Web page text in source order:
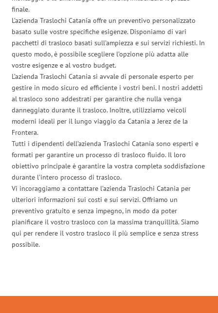
finale.
L’azienda Traslochi Catania offre un preventivo personalizzato
basato sulle vostre specifiche esigenze. Disponiamo di vari
pacchetti di trasloco basati sull’ampiezza e sui servizi richiesti. In
questo modo, è possibile scegliere l’opzione più adatta alle
vostre esigenze e al vostro budget.
L’azienda Traslochi Catania si avvale di personale esperto per
gestire in modo sicuro ed efficiente i vostri beni. I nostri addetti
al trasloco sono addestrati per garantire che nulla venga
danneggiato durante il trasloco. Inoltre, utilizziamo veicoli
moderni ideali per il lungo viaggio da Catania a Jerez de la
Frontera.
Tutti i dipendenti dell’azienda Traslochi Catania sono esperti e
formati per garantire un processo di trasloco fluido. Il loro
obiettivo principale è garantire la vostra completa soddisfazione
durante l’intero processo di trasloco.
Vi incoraggiamo a contattare l’azienda Traslochi Catania per
ulteriori informazioni sui costi e sui servizi. Offriamo un
preventivo gratuito e senza impegno, in modo da poter
pianificare il vostro trasloco con la massima tranquillità. Siamo
qui per rendere il vostro trasloco il più semplice e senza stress
possibile.